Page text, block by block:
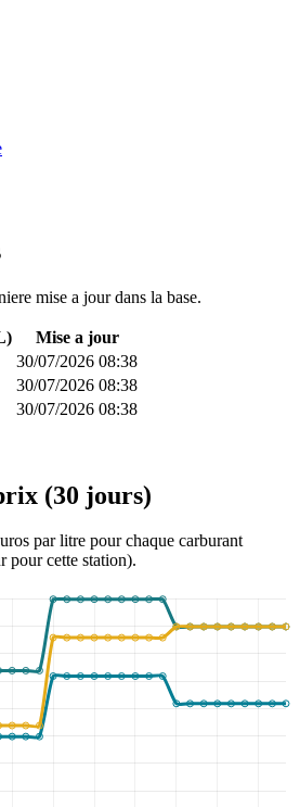
mise a jour dans la base.
Mise a jour
30/07/2026 08:38
30/07/2026 08:38
30/07/2026 08:38
(30 jours)
par litre pour chaque carburant
pour cette station).